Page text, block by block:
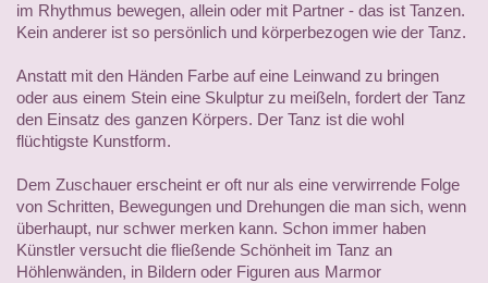
im Rhythmus bewegen, allein oder mit Partner - das ist Tanzen.
Kein anderer ist so persönlich und körperbezogen wie der Tanz.
Anstatt mit den Händen Farbe auf eine Leinwand zu bringen
oder aus einem Stein eine Skulptur zu meißeln, fordert der Tanz
den Einsatz des ganzen Körpers. Der Tanz ist die wohl
flüchtigste Kunstform.
Dem Zuschauer erscheint er oft nur als eine verwirrende Folge
von Schritten, Bewegungen und Drehungen die man sich, wenn
überhaupt, nur schwer merken kann. Schon immer haben
Künstler versucht die fließende Schönheit im Tanz an
Höhlenwänden, in Bildern oder Figuren aus Marmor